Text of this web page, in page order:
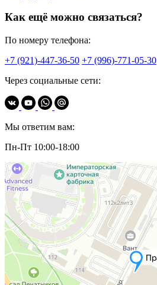
Как ещё можно связаться?
По номеру телефона:
+7 (921)-447-36-50 +7 (996)-771-05-30
Через социальные сети:
Мы ответим вам:
Пн-Пт 10:00-18:00